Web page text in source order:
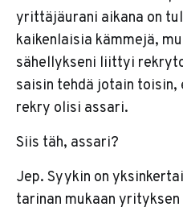
yrittäjäurani aikana on
kaikenlaisia kämmejä,
sähellykseni liittyi
saisin tehdä jotain
rekry olisi assari.
Siis täh, assari?
Jep. Syykin on
tarinan mukaan